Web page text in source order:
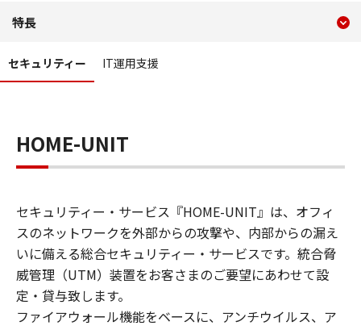
ネットワークセキュリテ
特長
セキュリティー IT運用支援
HOME-UNIT
セキュリティー・サービス『HOME-UNIT』は、オフィ
スのネットワークを外部からの攻撃や、内部からの漏え
いに備える総合セキュリティー・サービスです。統合脅
威管理（UTM）装置をお客さまのご要望にあわせて設
定・貸与致します。
ファイアウォール機能をベースに、アンチウイルス、ア